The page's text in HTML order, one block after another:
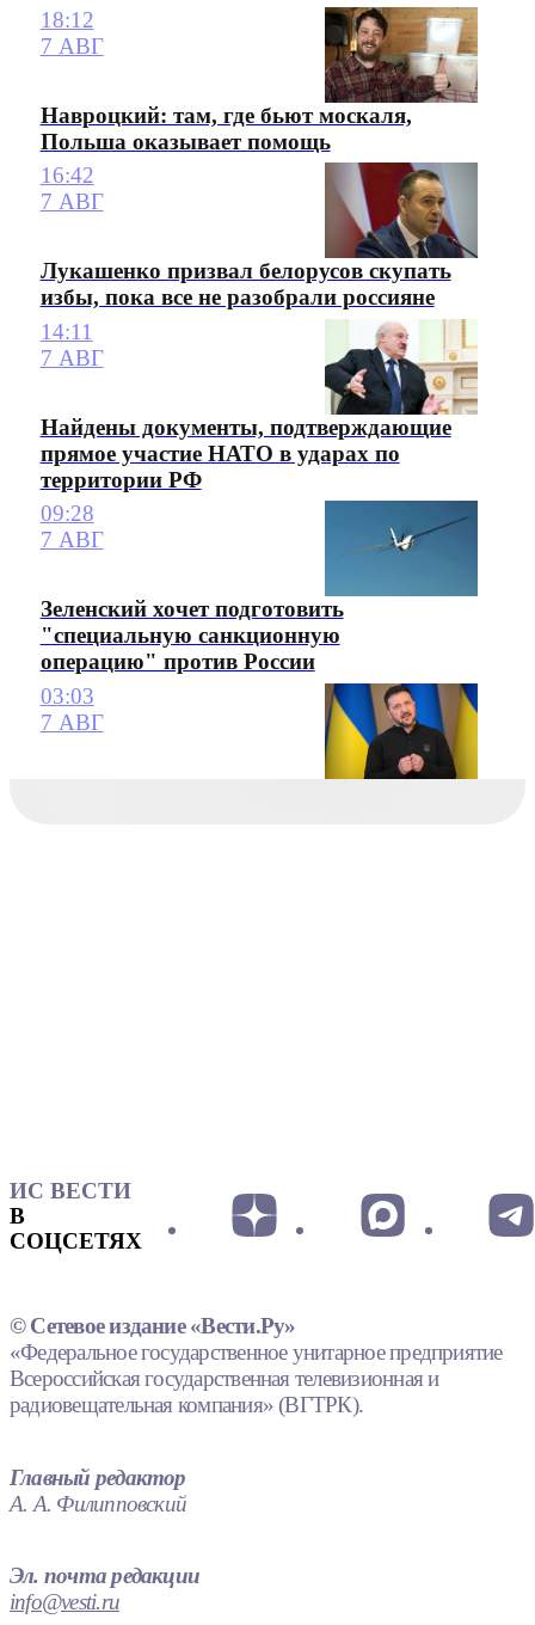
18:12
7 АВГ
Навроцкий: там, где бьют москаля,
Польша оказывает помощь
16:42
7 АВГ
Лукашенко призвал белорусов скупать
избы, пока все не разобрали россияне
14:11
7 АВГ
Найдены документы, подтверждающие
прямое участие НАТО в ударах по
территории РФ
09:28
7 АВГ
Зеленский хочет подготовить
"специальную санкционную
операцию" против России
03:03
7 АВГ
ИС ВЕСТИ
В
СОЦСЕТЯХ
© Сетевое издание «Вести.Ру»
«Федеральное государственное унитарное предприятие
Всероссийская государственная телевизионная и
радиовещательная компания» (ВГТРК).
Главный редактор
А. А. Филипповский
Эл. почта редакции
info@vesti.ru